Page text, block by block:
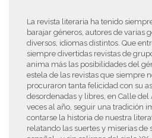
La revista literaria ha tenido
barajar géneros, autores de varias
diversos, idiomas distintos. Que
siempre divertidas revistas de
anima más las posibilidades del
estela de las revistas que siempre
procuraron tanta felicidad con su
desordenadas y libres, en Calle del
veces al año, seguir una tradición
contarse la historia de nuestra
relatando las suertes y miserias de